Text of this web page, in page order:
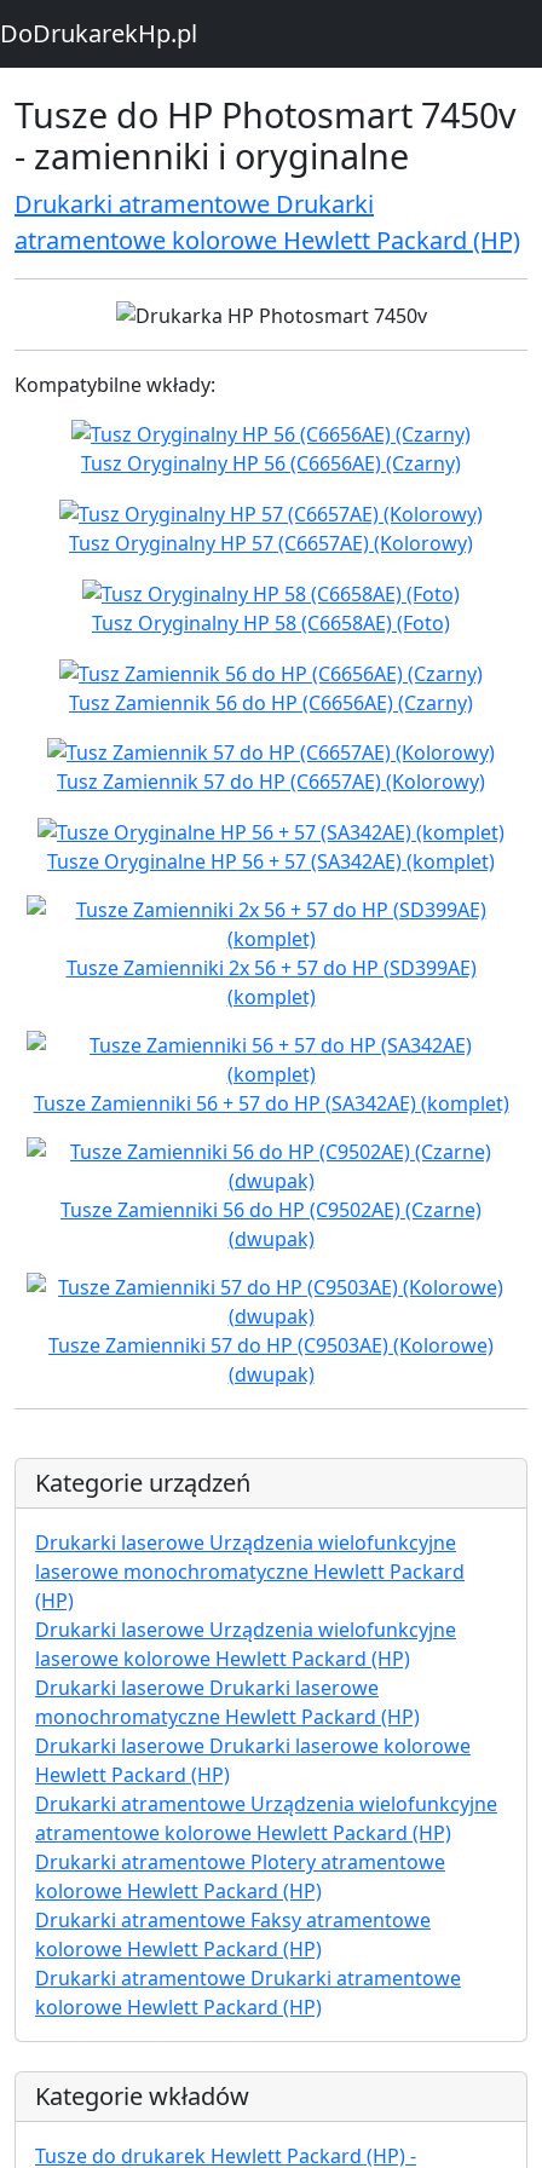
DoDrukarekHp.pl
Tusze do HP Photosmart 7450v
- zamienniki i oryginalne
Drukarki atramentowe Drukarki
atramentowe kolorowe Hewlett Packard (HP)
Kompatybilne wkłady:
Tusz Oryginalny HP 56 (C6656AE) (Czarny)
Tusz Oryginalny HP 57 (C6657AE) (Kolorowy)
Tusz Oryginalny HP 58 (C6658AE) (Foto)
Tusz Zamiennik 56 do HP (C6656AE) (Czarny)
Tusz Zamiennik 57 do HP (C6657AE) (Kolorowy)
Tusze Oryginalne HP 56 + 57 (SA342AE) (komplet)
Tusze Zamienniki 2x 56 + 57 do HP (SD399AE)
(komplet)
Tusze Zamienniki 56 + 57 do HP (SA342AE) (komplet)
Tusze Zamienniki 56 do HP (C9502AE) (Czarne)
(dwupak)
Tusze Zamienniki 57 do HP (C9503AE) (Kolorowe)
(dwupak)
Kategorie urządzeń
Drukarki laserowe Urządzenia wielofunkcyjne
laserowe monochromatyczne Hewlett Packard
(HP)
Drukarki laserowe Urządzenia wielofunkcyjne
laserowe kolorowe Hewlett Packard (HP)
Drukarki laserowe Drukarki laserowe
monochromatyczne Hewlett Packard (HP)
Drukarki laserowe Drukarki laserowe kolorowe
Hewlett Packard (HP)
Drukarki atramentowe Urządzenia wielofunkcyjne
atramentowe kolorowe Hewlett Packard (HP)
Drukarki atramentowe Plotery atramentowe
kolorowe Hewlett Packard (HP)
Drukarki atramentowe Faksy atramentowe
kolorowe Hewlett Packard (HP)
Drukarki atramentowe Drukarki atramentowe
kolorowe Hewlett Packard (HP)
Kategorie wkładów
Tusze do drukarek Hewlett Packard (HP) -